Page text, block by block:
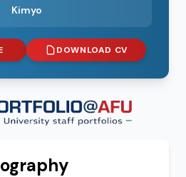
Kimyo
DOWNLOAD CV